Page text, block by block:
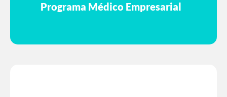
Programa Médico Empresarial